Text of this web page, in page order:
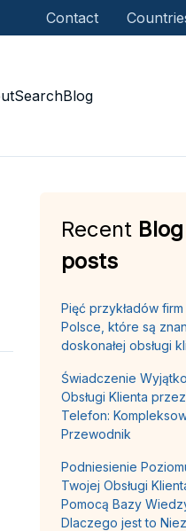
Contact
SearchBlog
Recent Blog
posts
Pięć przykładów
Polsce, które są
doskonałej obsługi
Świadczenie
Obsługi Klienta przez
Telefon:
Przewodnik
Podniesienie
Twojej Obsługi
Pomocą Bazy
Dlaczego jest to